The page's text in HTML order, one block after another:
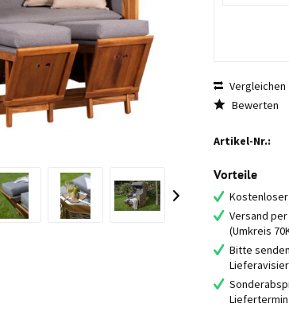
Vergleichen
Bewerten
Artikel-Nr.:
Vorteile
Kostenloser
Versand per
(Umkreis
Bitte